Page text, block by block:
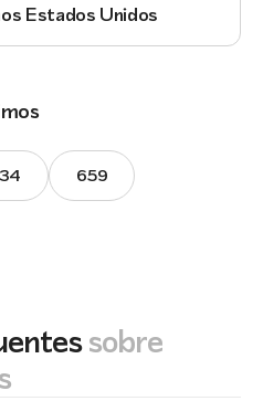
Estados Unidos
659
sobre